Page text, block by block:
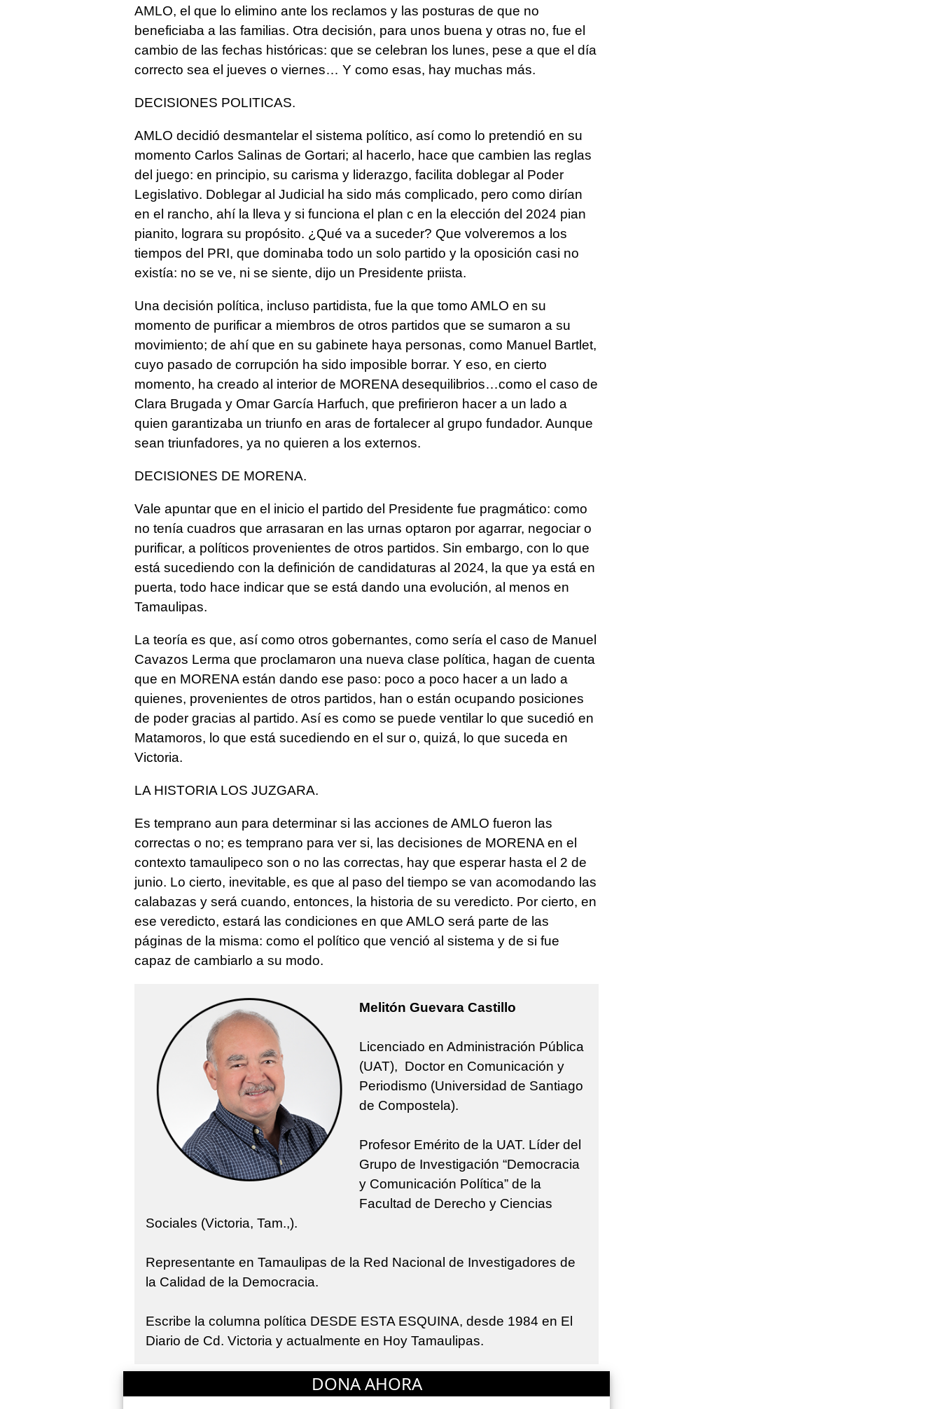
AMLO, el que lo elimino ante los reclamos y las posturas de que no
beneficiaba a las familias. Otra decisión, para unos buena y otras no, fue el
cambio de las fechas históricas: que se celebran los lunes, pese a que el día
correcto sea el jueves o viernes… Y como esas, hay muchas más.
DECISIONES POLITICAS.
AMLO decidió desmantelar el sistema político, así como lo pretendió en su
momento Carlos Salinas de Gortari; al hacerlo, hace que cambien las reglas
del juego: en principio, su carisma y liderazgo, facilita doblegar al Poder
Legislativo. Doblegar al Judicial ha sido más complicado, pero como dirían
en el rancho, ahí la lleva y si funciona el plan c en la elección del 2024 pian
pianito, lograra su propósito. ¿Qué va a suceder? Que volveremos a los
tiempos del PRI, que dominaba todo un solo partido y la oposición casi no
existía: no se ve, ni se siente, dijo un Presidente priista.
Una decisión política, incluso partidista, fue la que tomo AMLO en su
momento de purificar a miembros de otros partidos que se sumaron a su
movimiento; de ahí que en su gabinete haya personas, como Manuel Bartlet,
cuyo pasado de corrupción ha sido imposible borrar. Y eso, en cierto
momento, ha creado al interior de MORENA desequilibrios…como el caso de
Clara Brugada y Omar García Harfuch, que prefirieron hacer a un lado a
quien garantizaba un triunfo en aras de fortalecer al grupo fundador. Aunque
sean triunfadores, ya no quieren a los externos.
DECISIONES DE MORENA.
Vale apuntar que en el inicio el partido del Presidente fue pragmático: como
no tenía cuadros que arrasaran en las urnas optaron por agarrar, negociar o
purificar, a políticos provenientes de otros partidos. Sin embargo, con lo que
está sucediendo con la definición de candidaturas al 2024, la que ya está en
puerta, todo hace indicar que se está dando una evolución, al menos en
Tamaulipas.
La teoría es que, así como otros gobernantes, como sería el caso de Manuel
Cavazos Lerma que proclamaron una nueva clase política, hagan de cuenta
que en MORENA están dando ese paso: poco a poco hacer a un lado a
quienes, provenientes de otros partidos, han o están ocupando posiciones
de poder gracias al partido. Así es como se puede ventilar lo que sucedió en
Matamoros, lo que está sucediendo en el sur o, quizá, lo que suceda en
Victoria.
LA HISTORIA LOS JUZGARA.
Es temprano aun para determinar si las acciones de AMLO fueron las
correctas o no; es temprano para ver si, las decisiones de MORENA en el
contexto tamaulipeco son o no las correctas, hay que esperar hasta el 2 de
junio. Lo cierto, inevitable, es que al paso del tiempo se van acomodando las
calabazas y será cuando, entonces, la historia de su veredicto. Por cierto, en
ese veredicto, estará las condiciones en que AMLO será parte de las
páginas de la misma: como el político que venció al sistema y de si fue
capaz de cambiarlo a su modo.
Melitón Guevara Castillo
Licenciado en Administración Pública
(UAT), Doctor en Comunicación y
Periodismo (Universidad de Santiago
de Compostela).
Profesor Emérito de la UAT. Líder del
Grupo de Investigación “Democracia
y Comunicación Política” de la
Facultad de Derecho y Ciencias
Sociales (Victoria, Tam.,).
Representante en Tamaulipas de la Red Nacional de Investigadores de
la Calidad de la Democracia.
Escribe la columna política DESDE ESTA ESQUINA, desde 1984 en El
Diario de Cd. Victoria y actualmente en Hoy Tamaulipas.
DONA AHORA